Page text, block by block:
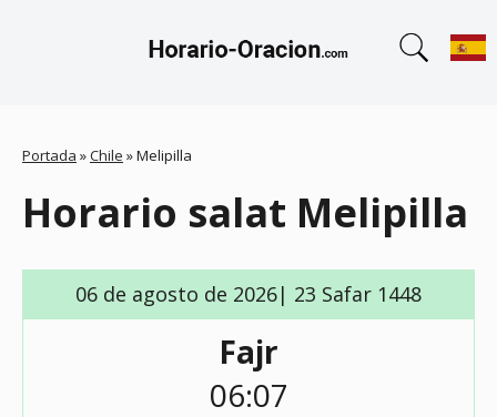
Portada »Chile »Melipilla
Horario salat Melipilla
06 de agosto de 2026| 23 Safar 1448
Fajr
06:07